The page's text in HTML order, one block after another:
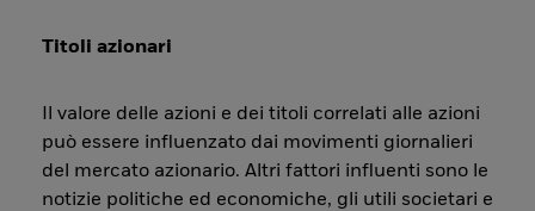
Titoli azionari
Il valore delle azioni e dei titoli correlati alle azioni
può essere influenzato dai movimenti giornalieri
del mercato azionario. Altri fattori influenti sono le
notizie politiche ed economiche, gli utili societari e